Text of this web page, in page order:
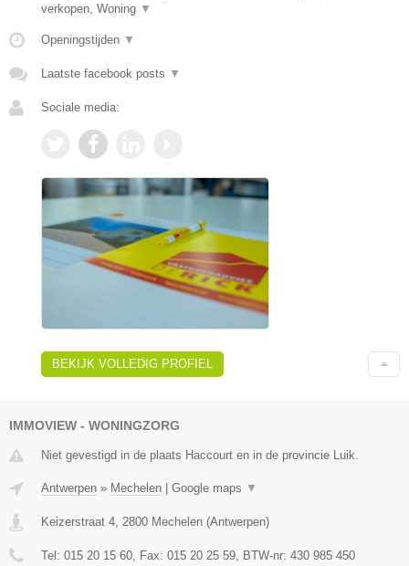
verkopen, Woning ▼
Openingstijden ▼
Laatste facebook posts ▼
Sociale media:
BEKIJK VOLLEDIG PROFIEL
IMMOVIEW - WONINGZORG
Niet gevestigd in de plaats Haccourt en in de provincie Luik.
Antwerpen » Mechelen | Google maps ▼
Keizerstraat 4 2800 Mechelen (Antwerpen)
Tel: 015 20 15 60 , Fax: 015 20 25 59 , BTW-nr: 430 985 450